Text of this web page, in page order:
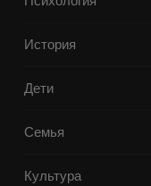
История
Дети
Семья
Культура